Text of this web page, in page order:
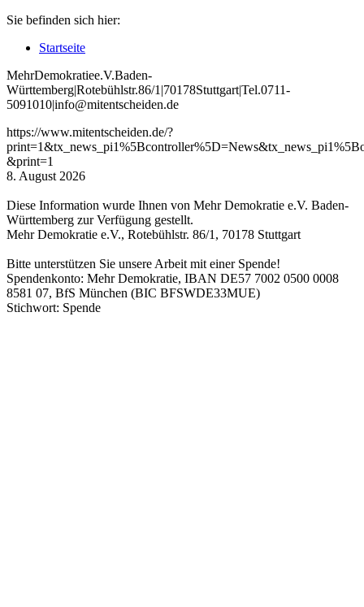
Sie befinden sich hier:
Startseite
MehrDemokratiee.V.Baden-
Württemberg|Rotebühlstr.86/1 |70178Stuttgart|Tel.0711-
5091010|info@mitentscheiden.de
https://www.mitentscheiden.de/?
&print=1
8. August 2026
Diese Information wurde Ihnen von Mehr Demokratie e.V. Baden-
Württemberg zur Verfügung gestellt.
Mehr Demokratie e.V., Rotebühlstr. 86/1, 70178 Stuttgart
Bitte unterstützen Sie unsere Arbeit mit einer Spende!
Spendenkonto: Mehr Demokratie, IBAN DE57 7002 0500 0008
8581 07, BfS München (BIC BFSWDE33MUE)
Stichwort: Spende